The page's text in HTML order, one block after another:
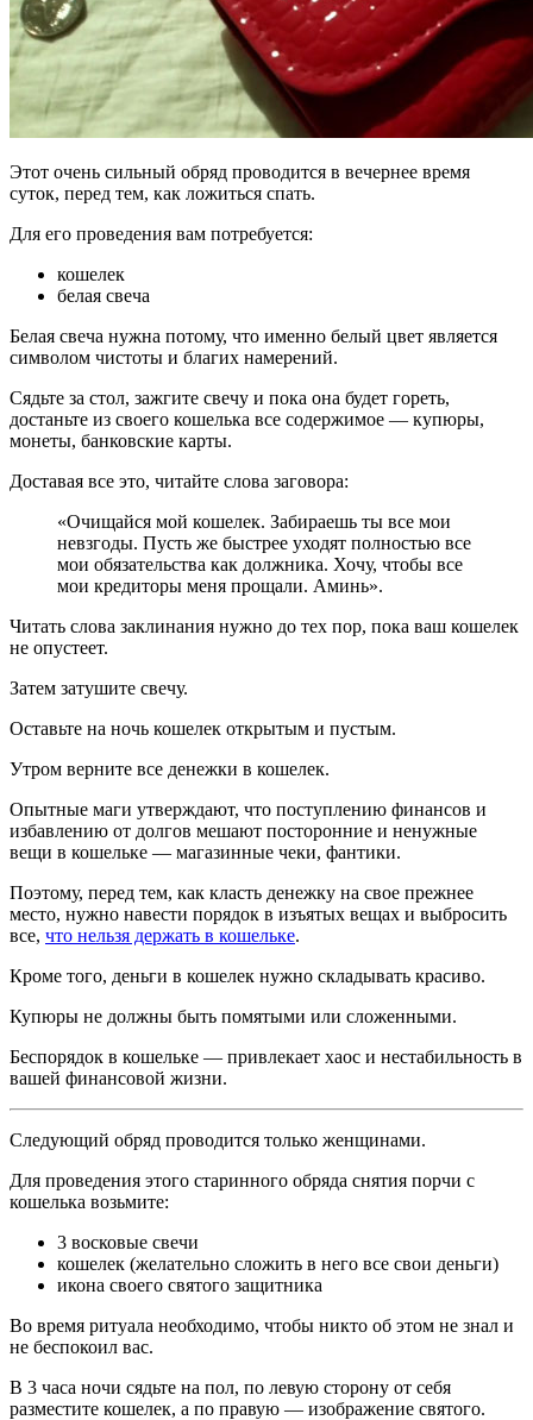
Этот очень сильный обряд проводится в вечернее время
суток, перед тем, как ложиться спать.
Для его проведения вам потребуется:
кошелек
белая свеча
Белая свеча нужна потому, что именно белый цвет является
символом чистоты и благих намерений.
Сядьте за стол, зажгите свечу и пока она будет гореть,
достаньте из своего кошелька все содержимое — купюры,
монеты, банковские карты.
Доставая все это, читайте слова заговора:
«Очищайся мой кошелек. Забираешь ты все мои
невзгоды. Пусть же быстрее уходят полностью все
мои обязательства как должника. Хочу, чтобы все
мои кредиторы меня прощали. Аминь».
Читать слова заклинания нужно до тех пор, пока ваш кошелек
не опустеет.
Затем затушите свечу.
Оставьте на ночь кошелек открытым и пустым.
Утром верните все денежки в кошелек.
Опытные маги утверждают, что поступлению финансов и
избавлению от долгов мешают посторонние и ненужные
вещи в кошельке — магазинные чеки, фантики.
Поэтому, перед тем, как класть денежку на свое прежнее
место, нужно навести порядок в изъятых вещах и выбросить
все, что нельзя держать в кошельке.
Кроме того, деньги в кошелек нужно складывать красиво.
Купюры не должны быть помятыми или сложенными.
Беспорядок в кошельке — привлекает хаос и нестабильность в
вашей финансовой жизни.
Следующий обряд проводится только женщинами.
Для проведения этого старинного обряда снятия порчи с
кошелька возьмите:
3 восковые свечи
кошелек (желательно сложить в него все свои деньги)
икона своего святого защитника
Во время ритуала необходимо, чтобы никто об этом не знал и
не беспокоил вас.
В 3 часа ночи сядьте на пол, по левую сторону от себя
разместите кошелек, а по правую — изображение святого.